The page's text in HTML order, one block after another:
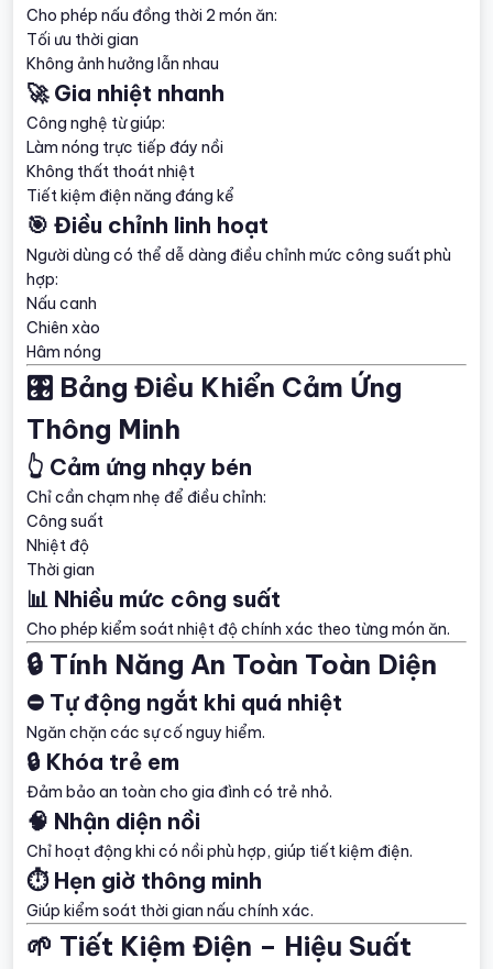
Cho phép nấu đồng thời 2 món ăn:
Tối ưu thời gian
Không ảnh hưởng lẫn nhau
🚀 Gia nhiệt nhanh
Công nghệ từ giúp:
Làm nóng trực tiếp đáy nồi
Không thất thoát nhiệt
Tiết kiệm điện năng đáng kể
🎯 Điều chỉnh linh hoạt
Người dùng có thể dễ dàng điều chỉnh mức công suất phù
hợp:
Nấu canh
Chiên xào
Hâm nóng
🎛️ Bảng Điều Khiển Cảm Ứng
Thông Minh
👆 Cảm ứng nhạy bén
Chỉ cần chạm nhẹ để điều chỉnh:
Công suất
Nhiệt độ
Thời gian
📊 Nhiều mức công suất
Cho phép kiểm soát nhiệt độ chính xác theo từng món ăn.
🔒 Tính Năng An Toàn Toàn Diện
⛔ Tự động ngắt khi quá nhiệt
Ngăn chặn các sự cố nguy hiểm.
🔒 Khóa trẻ em
Đảm bảo an toàn cho gia đình có trẻ nhỏ.
🧠 Nhận diện nồi
Chỉ hoạt động khi có nồi phù hợp, giúp tiết kiệm điện.
⏱️ Hẹn giờ thông minh
Giúp kiểm soát thời gian nấu chính xác.
🌱 Tiết Kiệm Điện – Hiệu Suất